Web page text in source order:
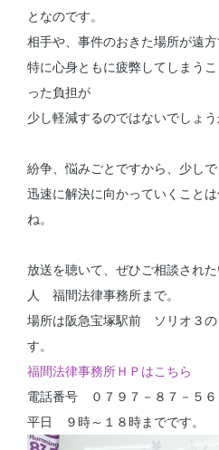
となのです。
相手や、事件のおきた場所が遠
特に心身ともに疲弊してしまう
った負担が
少し軽減するのではないでしょう
紛争、悩みごとですから、少し
迅速に解決に向かっていくこと
ね。
放送を聴いて、ぜひご相談され
人 福間法律事務所まで。
場所は阪急宝塚駅前 ソリオ３の
す。
福間法律事務所ＨＰはこちら
電話番号 ０７９７－８７－５６
平日 ９時～１８時までです。